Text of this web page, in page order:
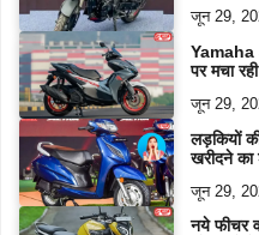
जून 29,
Yamaha
पर मचा
जून 29,
लड़कियों
खरीदने का
जून 29,
नये फीचर